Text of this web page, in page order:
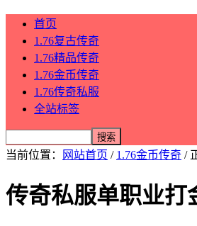
首页
1.76复古传奇
1.76精品传奇
1.76金币传奇
1.76传奇私服
全站标签
当前位置： 网站首页 / 1.76金币传奇 /
传奇私服单职业打